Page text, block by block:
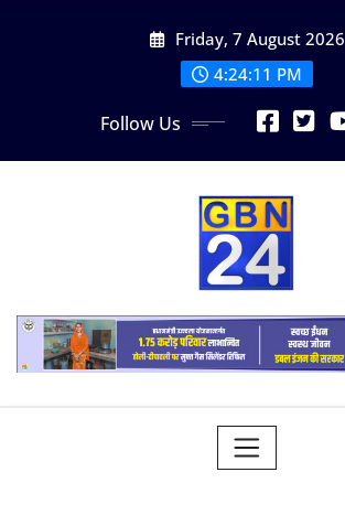
Friday, 7 August 2026
4:24:13 PM
Follow Us